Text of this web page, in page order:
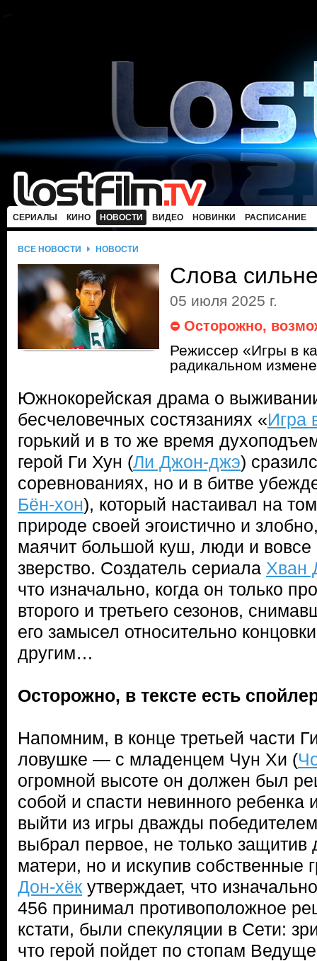
СЕРИАЛЫ КИНО НОВОСТИ ВИДЕО НОВИНКИ РАСПИСАНИЕ
ВСЕ НОВОСТИ НОВОСТИ
Слова
05 июля 2025 г.
Осторожно,
Режиссер «Игры в
радикальном
Южнокорейская драма о
бесчеловечных состязаниях «Игра
горький и в то же время
герой Ги Хун (Ли Джон-джэ)
соревнованиях, но и в битве
Бён-хон), который настаивал на
природе своей эгоистично и
маячит большой куш, люди и вовсе
зверство. Создатель сериала Хван
что изначально, когда он только
второго и третьего сезонов,
его замысел относительно
другим…
Осторожно, в тексте есть
Напомним, в конце третьей части
ловушке — с младенцем Чун Хи (
огромной высоте он должен был
собой и спасти невинного ребенка
выйти из игры дважды
выбрал первое, не только защитив
матери, но и искупив собственные
Дон-хёк утверждает, что
456 принимал противоположное
кстати, были спекуляции в Сети:
что герой пойдет по стопам